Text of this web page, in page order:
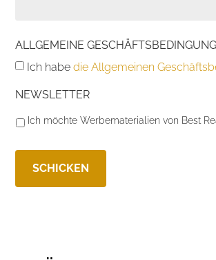
ALLGEMEINE
Ich habe die Allgemeinen
NEWSLETTER
Ich möchte Werbematerialien von Best